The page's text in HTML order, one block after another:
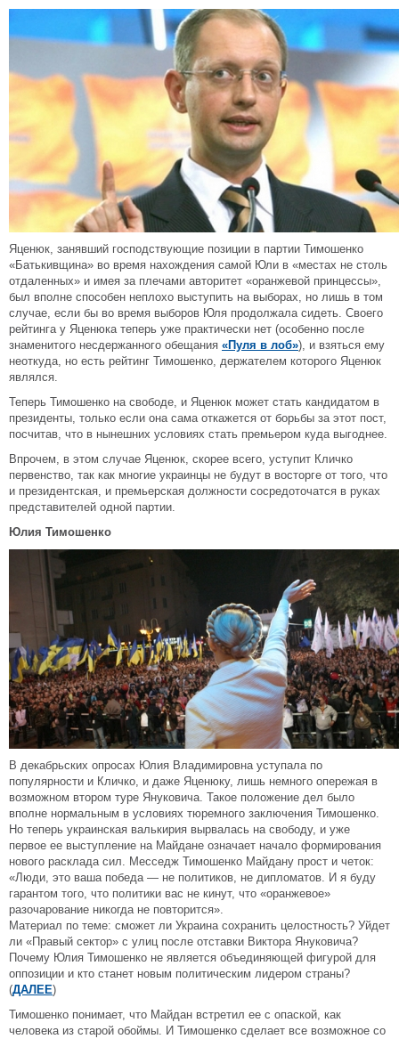
Яценюк, занявший господствующие позиции в партии Тимошенко
«Батькивщина» во время нахождения самой Юли в «местах не столь
отдаленных» и имея за плечами авторитет «оранжевой принцессы»,
был вполне способен неплохо выступить на выборах, но лишь в том
случае, если бы во время выборов Юля продолжала сидеть. Своего
рейтинга у Яценюка теперь уже практически нет (особенно после
знаменитого несдержанного обещания «Пуля в лоб»), и взяться ему
неоткуда, но есть рейтинг Тимошенко, держателем которого Яценюк
являлся.
Теперь Тимошенко на свободе, и Яценюк может стать кандидатом в
президенты, только если она сама откажется от борьбы за этот пост,
посчитав, что в нынешних условиях стать премьером куда выгоднее.
Впрочем, в этом случае Яценюк, скорее всего, уступит Кличко
первенство, так как многие украинцы не будут в восторге от того, что
и президентская, и премьерская должности сосредоточатся в руках
представителей одной партии.
Юлия Тимошенко
В декабрьских опросах Юлия Владимировна уступала по
популярности и Кличко, и даже Яценюку, лишь немного опережая в
возможном втором туре Януковича. Такое положение дел было
вполне нормальным в условиях тюремного заключения Тимошенко.
Но теперь украинская валькирия вырвалась на свободу, и уже
первое ее выступление на Майдане означает начало формирования
нового расклада сил. Месседж Тимошенко Майдану прост и четок:
«Люди, это ваша победа — не политиков, не дипломатов. И я буду
гарантом того, что политики вас не кинут, что «оранжевое»
разочарование никогда не повторится».
Материал по теме: сможет ли Украина сохранить целостность? Уйдет
ли «Правый сектор» с улиц после отставки Виктора Януковича?
Почему Юлия Тимошенко не является объединяющей фигурой для
оппозиции и кто станет новым политическим лидером страны?
(ДАЛЕЕ)
Тимошенко понимает, что Майдан встретил ее с опаской, как
человека из старой обоймы. И Тимошенко сделает все возможное со